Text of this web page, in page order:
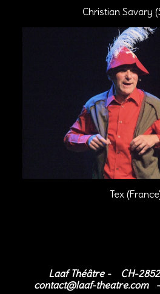
Christian Savary
Tex
Laaf Théâtre - CH-
contact@laaf-theatre.com
-